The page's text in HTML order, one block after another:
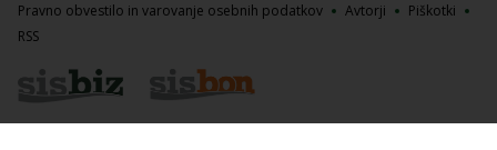
Pravno obvestilo in varovanje osebnih podatkov
Avtorji
Piškotki
RSS